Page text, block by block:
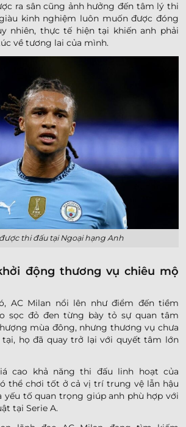
ra sân cũng ảnh hưởng đến tâm lý thi
kinh nghiệm luôn muốn được đóng
nhiên, thực tế hiện tại khiến anh phải
về tương lai của mình.
thi đấu tại Ngoại hạng Anh
động thương vụ chiêu mộ
AC Milan nổi lên như điểm đến tiềm
sọc đỏ đen từng bày tỏ sự quan tâm
mùa đông, nhưng thương vụ chưa
họ đã quay trở lại với quyết tâm lớn
cao khả năng thi đấu linh hoạt của
thể chơi tốt ở cả vị trí trung vệ lẫn hậu
yếu tố quan trọng giúp anh phù hợp với
tại Serie A.